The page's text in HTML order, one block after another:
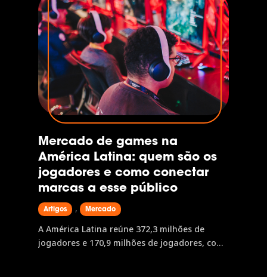
Mercado de games na
América Latina: quem são os
jogadores e como conectar
marcas a esse público
Artigos , Mercado
A América Latina reúne 372,3 milhões de
jogadores e 170,9 milhões de jogadores, com